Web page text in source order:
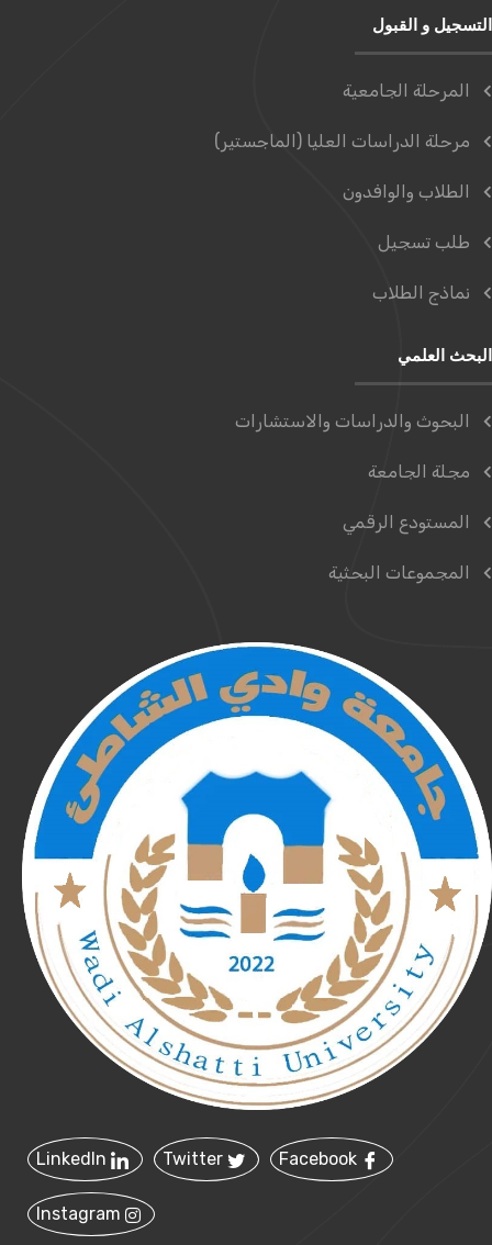
التسجيل و القبول
المرحلة الجامعية
مرحلة الدراسات العليا (الماجستير)
الطلاب والوافدون
طلب تسجيل
نماذج الطلاب
البحث العلمي
البحوث والدراسات والاستشارات
مجلة الجامعة
المستودع الرقمي
المجموعات البحثية